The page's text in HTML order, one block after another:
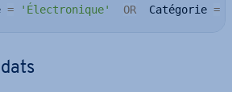
= 'Électronique' OR
  Catégorie
=